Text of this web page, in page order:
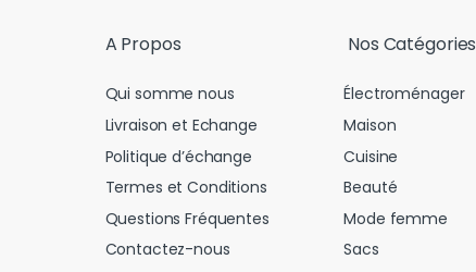
A Propos
Qui somme nous
Livraison et Echange
Politique d’échange
Termes et Conditions
Questions Fréquentes
Contactez-nous
Nos Catégories
Électroménager
Maison
Cuisine
Beauté
Mode femme
Sacs